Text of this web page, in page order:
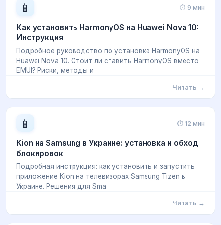
📱 ⏱ 9 мин
Как установить HarmonyOS на Huawei Nova 10:
Инструкция
Подробное руководство по установке HarmonyOS на
Huawei Nova 10. Стоит ли ставить HarmonyOS вместо
EMUI? Риски, методы и
Читать →
📱 ⏱ 12 мин
Kion на Samsung в Украине: установка и обход
блокировок
Подробная инструкция: как установить и запустить
приложение Kion на телевизорах Samsung Tizen в
Украине. Решения для Sma
Читать →